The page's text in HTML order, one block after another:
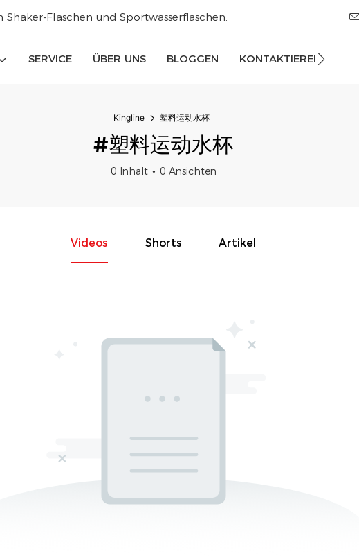
Flaschen und Sportwasserflaschen.
SERVICE ÜBER UNS BLOGGEN KONTAKTIEREN SIE UNS
Kingline 塑料运动水杯
#塑料运动水杯
0 Inhalt 0 Ansichten
Videos Shorts Artikel